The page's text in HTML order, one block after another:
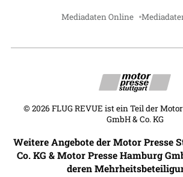
Mediadaten Online
© 2026 FLUG REVUE ist ein Teil der
GmbH & Co. KG
Weitere Angebote der Motor Presse
Co. KG & Motor Presse Hamburg
deren